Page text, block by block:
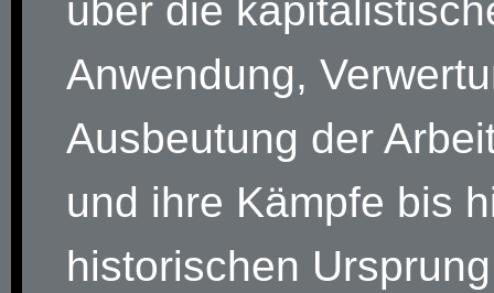
über die
Anwendung,
Ausbeutung der
und ihre Kämpfe bis
historischen